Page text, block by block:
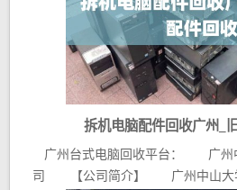
拆机电脑配件回收广州_
广州台式电脑回收平台： 广州
司 【公司简介】 广州中山大学